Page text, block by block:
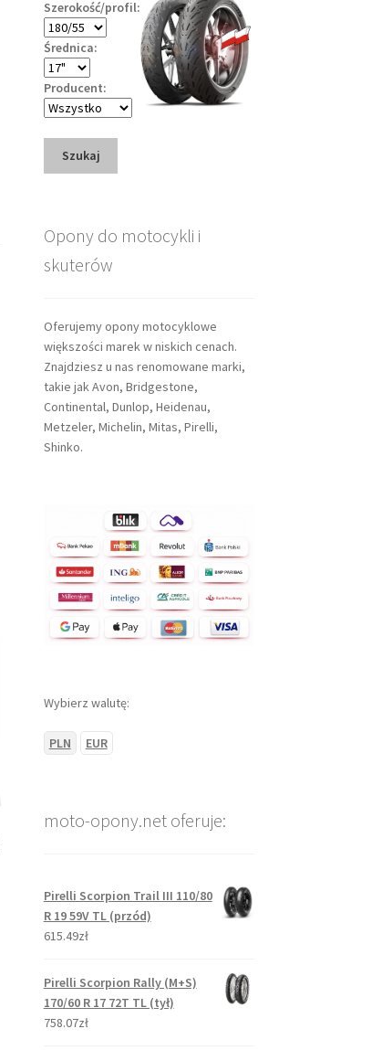
Szerokość/profil:
Średnica:
Producent:
Szukaj
Opony do motocykli i
skuterów
Oferujemy opony motocyklowe
większości marek w niskich cenach.
Znajdziesz u nas renomowane marki,
takie jak Avon, Bridgestone,
Continental, Dunlop, Heidenau,
Metzeler, Michelin, Mitas, Pirelli,
Shinko.
Wybierz walutę:
PLN EUR
moto-opony.net oferuje:
Pirelli Scorpion Trail III 110/80
R 19 59V TL (przód)
615.49zł
Pirelli Scorpion Rally (M+S)
170/60 R 17 72T TL (tył)
758.07zł